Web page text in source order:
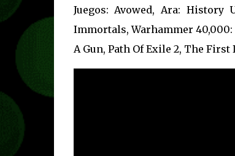
Juegos: Avowed, Ara: History
Immortals, Warhammer
A Gun, Path Of Exile 2, The